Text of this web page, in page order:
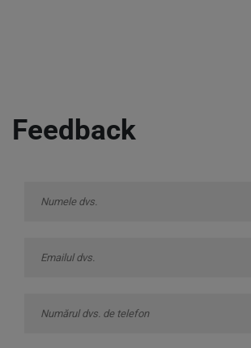
Feedback